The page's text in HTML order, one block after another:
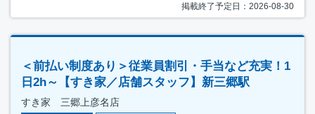
掲載終了予定日：2026-08-30
＜前払い制度あり＞従業員割引・手当など充実！1
日2h～【すき家／店舗スタッフ】新三郷駅
すき家 三郷上彦名店